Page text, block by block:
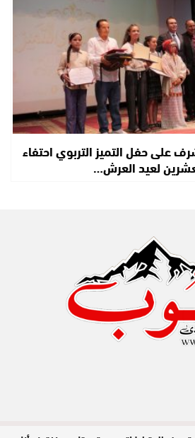
على حفل التميز التربوي احتفاء
لعيد العرش…